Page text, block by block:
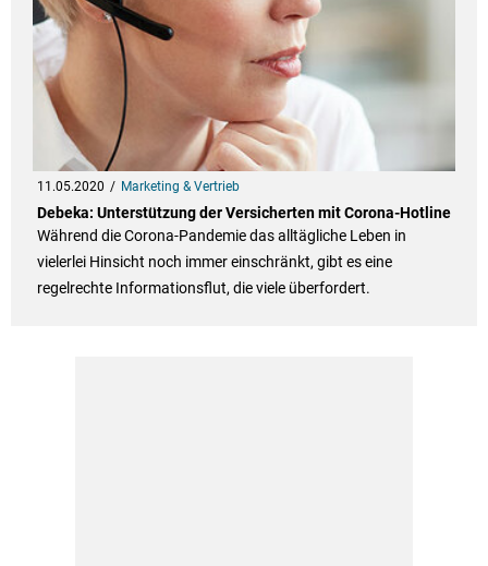
11.05.2020 Marketing & Vertrieb
Debeka: Unterstützung der Versicherten mit Corona-Hotline
Während die Corona-Pandemie das alltägliche Leben in
vielerlei Hinsicht noch immer einschränkt, gibt es eine
regelrechte Informationsflut, die viele überfordert.